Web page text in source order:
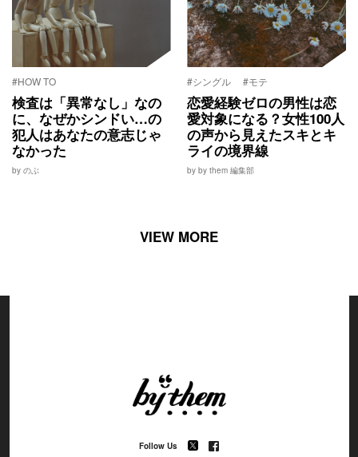
#HOW TO
検査は「異常なし」なの
に、なぜかシンドい…の
犯人はあなたの意志じゃ
なかった
by のぶ
#シングル #モテ
恋愛経験ゼロの男性は恋
愛対象になる？女性100人
の声から見えたスキとキ
ライの境界線
by by them 編集部
VIEW MORE
Follow Us